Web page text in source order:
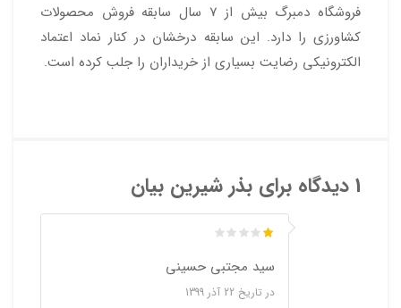
فروشگاه دمبرگ بیش از 7 سال سابقه فروش محصولات
کشاورزی را دارد. این سابقه درخشان در کنار نماد اعتماد
الکترونیکی رضایت بسیاری از خریداران را جلب کرده است.
1 دیدگاه برای بذر شیرین بیان
سید مجتبی حسینی
در تاریخ 22 آذر 1399